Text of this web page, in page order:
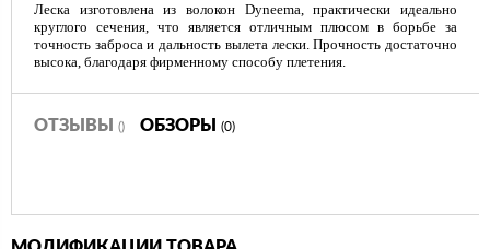
Леска изготовлена из волокон Dyneema, практически идеально
круглого сечения, что является отличным плюсом в борьбе за
точность заброса и дальность вылета лески. Прочность достаточно
высока, благодаря фирменному способу плетения.
ОТЗЫВЫ () ОБЗОРЫ (0)